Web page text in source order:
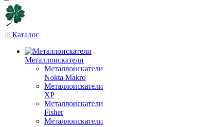
Каталог
Металлоискатели
Металлоискатели
Nokta Makro
Металлоискатели
XP
Металлоискатели
Fisher
Металлоискатели